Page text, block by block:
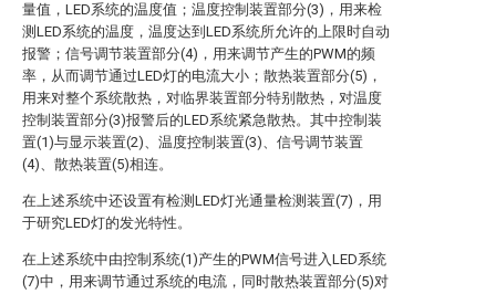
量值，LED系统的温度值；温度控制装置部分(3)，用来检
测LED系统的温度，温度达到LED系统所允许的上限时自动
报警；信号调节装置部分(4)，用来调节产生的PWM的频
率，从而调节通过LED灯的电流大小；散热装置部分(5)，
用来对整个系统散热，对临界装置部分特别散热，对温度
控制装置部分(3)报警后的LED系统紧急散热。其中控制装
置(1)与显示装置(2)、温度控制装置(3)、信号调节装置
(4)、散热装置(5)相连。
在上述系统中还设置有检测LED灯光通量检测装置(7)，用
于研究LED灯的发光特性。
在上述系统中由控制系统(1)产生的PWM信号进入LED系统
(7)中，用来调节通过系统的电流，同时散热装置部分(5)对